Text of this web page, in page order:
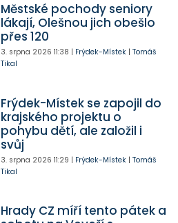
Městské pochody seniory
lákají, Olešnou jich obešlo
přes 120
3. srpna 2026 11:38 | Frýdek-Místek| Tomáš
Tikal
Frýdek-Místek se zapojil do
krajského projektu o
pohybu dětí, ale založil i
svůj
3. srpna 2026 11:29 | Frýdek-Místek| Tomáš
Tikal
Hrady CZ míří tento pátek a